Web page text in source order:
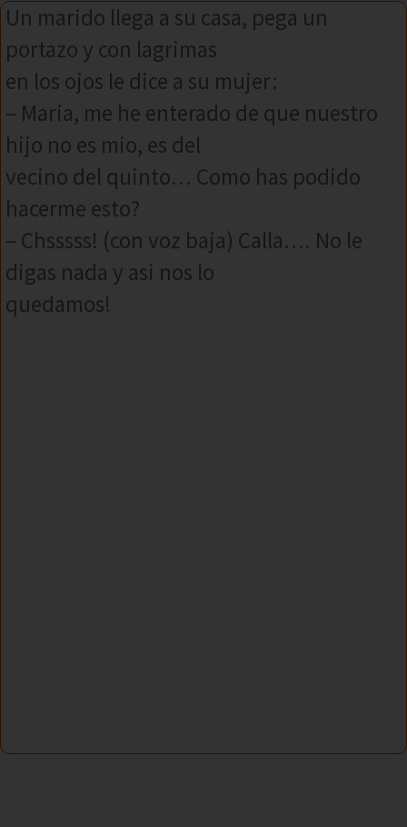
Un marido llega a su casa, pega un
portazo y con lagrimas
en los ojos le dice a su mujer:
– Maria, me he enterado de que nuestro
hijo no es mio, es del
vecino del quinto… Como has podido
hacerme esto?
– Chsssss! (con voz baja) Calla…. No le
digas nada y asi nos lo
quedamos!